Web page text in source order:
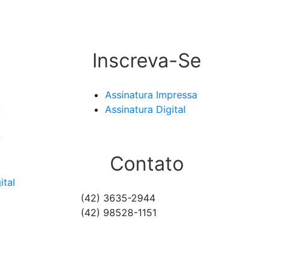
Inscreva-Se
Assinatura Impressa
Assinatura Digital
Contato
(42) 3635-2944
(42) 98528-1151